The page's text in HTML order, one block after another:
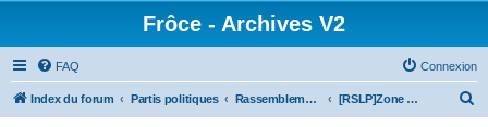
Frôce - Archives V2
FAQ Connexion
Index du forum Partis politiques Rassemblement pour la Solidarité la Liberté & le Progrès [RSLP]Zone privée